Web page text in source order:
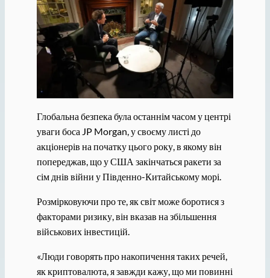
Глобальна безпека була останнім часом у центрі
уваги боса JP Morgan, у своєму листі до
акціонерів на початку цього року, в якому він
попереджав, що у США закінчаться ракети за
сім днів війни у ​​Південно-Китайському морі.
Розмірковуючи про те, як світ може боротися з
факторами ризику, він вказав на збільшення
військових інвестицій.
«Люди говорять про накопичення таких речей,
як криптовалюта, я завжди кажу, що ми повинні